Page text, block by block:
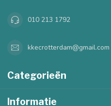
010 213 1792
kkecrotterdam@gmail.com
Categorieën
Informatie